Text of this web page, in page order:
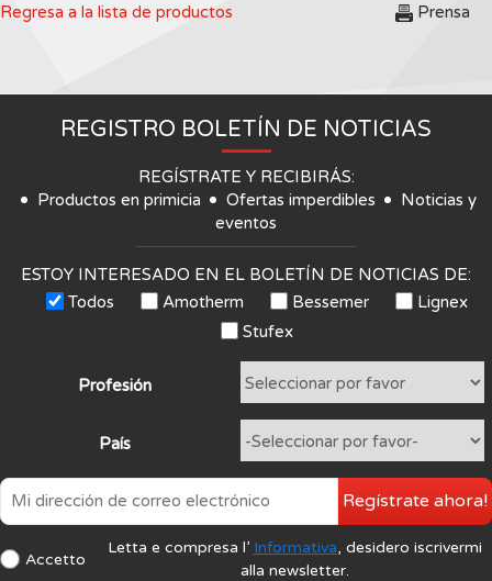
Regresa a la lista de productos Prensa
REGISTRO BOLETÍN DE NOTICIAS
REGÍSTRATE Y RECIBIRÁS:
Productos en primicia
Ofertas imperdibles
Noticias y
eventos
ESTOY INTERESADO EN EL BOLETÍN DE NOTICIAS DE:
Todos
Amotherm Bessemer
Lignex
Stufex
Profesión
País
Accetto
Letta e compresa l’ Informativa, desidero iscrivermi
alla newsletter.
Regístrate ahora!